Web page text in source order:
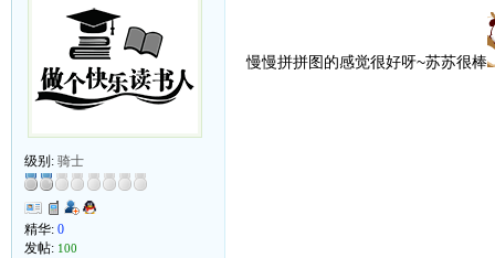
级别: 骑士
精华: 0
发帖: 100
慢慢拼拼图的感觉很好呀~苏苏很棒